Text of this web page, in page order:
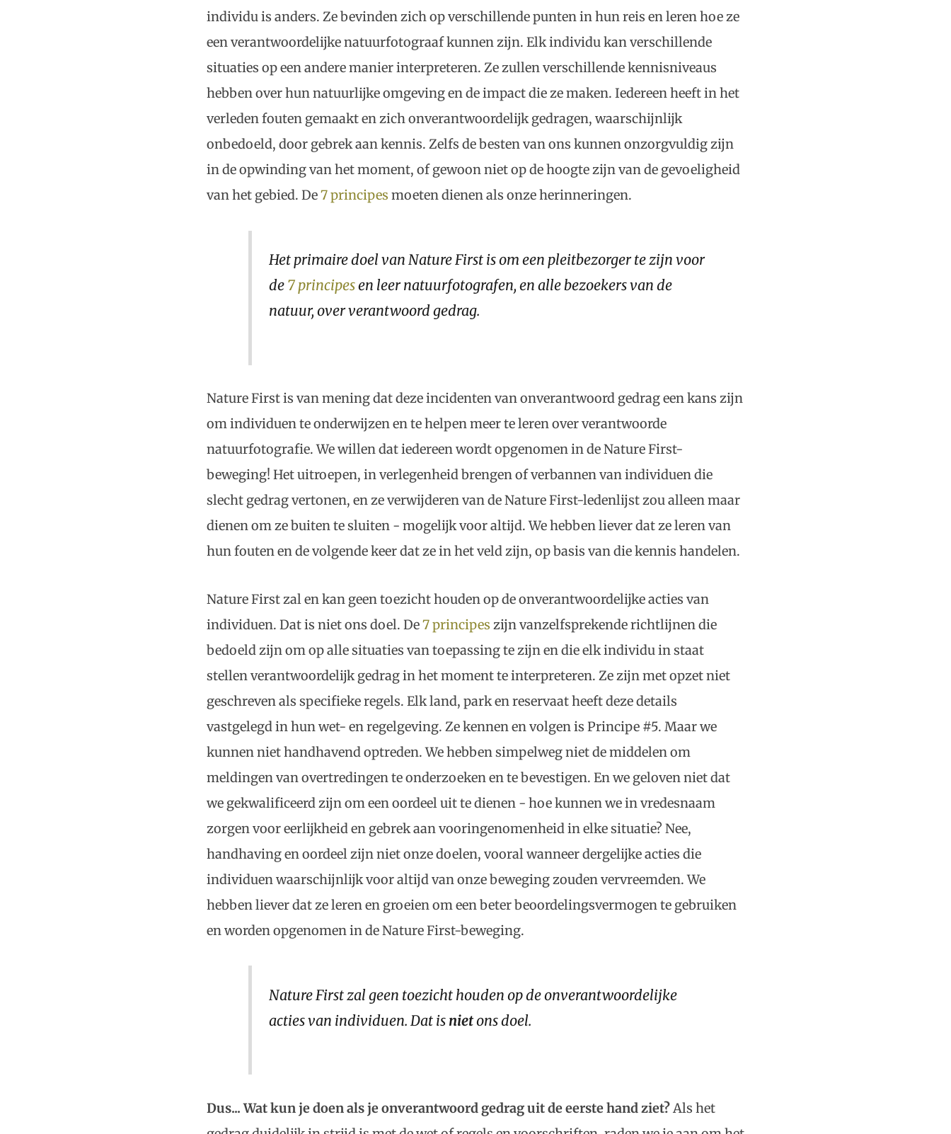
individu is anders. Ze bevinden zich op verschillende punten in hun reis en leren hoe ze
een verantwoordelijke natuurfotograaf kunnen zijn. Elk individu kan verschillende
situaties op een andere manier interpreteren. Ze zullen verschillende kennisniveaus
hebben over hun natuurlijke omgeving en de impact die ze maken. Iedereen heeft in het
verleden fouten gemaakt en zich onverantwoordelijk gedragen, waarschijnlijk
onbedoeld, door gebrek aan kennis. Zelfs de besten van ons kunnen onzorgvuldig zijn
in de opwinding van het moment, of gewoon niet op de hoogte zijn van de gevoeligheid
van het gebied. De7 principes moeten dienen als onze herinneringen.
Het primaire doel van Nature First is om een pleitbezorger te zijn voor
de 7 principesen leer natuurfotografen, en alle bezoekers van de
natuur, over verantwoord gedrag.
Nature First is van mening dat deze incidenten van onverantwoord gedrag een kans zijn
om individuen te onderwijzen en te helpen meer te leren over verantwoorde
natuurfotografie. We willen dat iedereen wordt opgenomen in de Nature First-
beweging! Het uitroepen, in verlegenheid brengen of verbannen van individuen die
slecht gedrag vertonen, en ze verwijderen van de Nature First-ledenlijst zou alleen maar
dienen om ze buiten te sluiten - mogelijk voor altijd. We hebben liever dat ze leren van
hun fouten en de volgende keer dat ze in het veld zijn, op basis van die kennis handelen.
Nature First zal en kan geen toezicht houden op de onverantwoordelijke acties van
individuen. Dat is niet ons doel. De7 principes zijn vanzelfsprekende richtlijnen die
bedoeld zijn om op alle situaties van toepassing te zijn en die elk individu in staat
stellen verantwoordelijk gedrag in het moment te interpreteren. Ze zijn met opzet niet
geschreven als specifieke regels. Elk land, park en reservaat heeft deze details
vastgelegd in hun wet- en regelgeving. Ze kennen en volgen is Principe #5. Maar we
kunnen niet handhavend optreden. We hebben simpelweg niet de middelen om
meldingen van overtredingen te onderzoeken en te bevestigen. En we geloven niet dat
we gekwalificeerd zijn om een oordeel uit te dienen - hoe kunnen we in vredesnaam
zorgen voor eerlijkheid en gebrek aan vooringenomenheid in elke situatie? Nee,
handhaving en oordeel zijn niet onze doelen, vooral wanneer dergelijke acties die
individuen waarschijnlijk voor altijd van onze beweging zouden vervreemden. We
hebben liever dat ze leren en groeien om een beter beoordelingsvermogen te gebruiken
en worden opgenomen in de Nature First-beweging.
Nature First zal geen toezicht houden op de onverantwoordelijke
acties van individuen. Dat is nietons doel.
Dus... Wat kun je doen als je onverantwoord gedrag uit de eerste hand ziet?Als het